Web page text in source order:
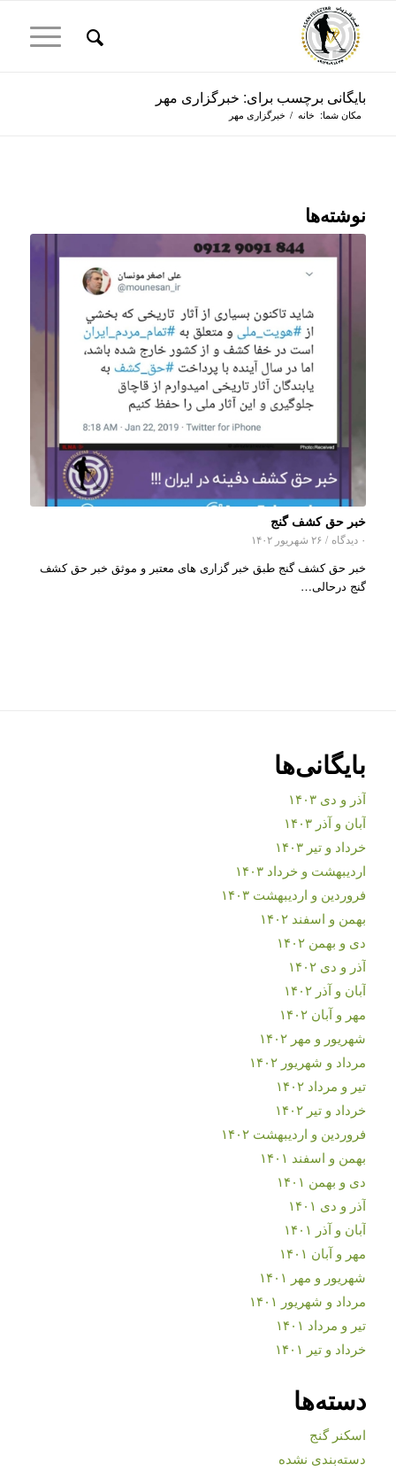
بایگانی برچسب برای: خبرگزاری مهر
مکان شما: خانه / خبرگزاری مهر
نوشته‌ها
خبر حق کشف گنج
۰ دیدگاه / ۲۶ شهریور ۱۴۰۲
خبر حق کشف گنج طبق خبر گزاری های معتبر و موثق خبر حق کشف
گنج درحالی…
بایگانی‌ها
آذر و دی ۱۴۰۳
آبان و آذر ۱۴۰۳
خرداد و تیر ۱۴۰۳
اردیبهشت و خرداد ۱۴۰۳
فروردین و اردیبهشت ۱۴۰۳
بهمن و اسفند ۱۴۰۲
دی و بهمن ۱۴۰۲
آذر و دی ۱۴۰۲
آبان و آذر ۱۴۰۲
مهر و آبان ۱۴۰۲
شهریور و مهر ۱۴۰۲
مرداد و شهریور ۱۴۰۲
تیر و مرداد ۱۴۰۲
خرداد و تیر ۱۴۰۲
فروردین و اردیبهشت ۱۴۰۲
بهمن و اسفند ۱۴۰۱
دی و بهمن ۱۴۰۱
آذر و دی ۱۴۰۱
آبان و آذر ۱۴۰۱
مهر و آبان ۱۴۰۱
شهریور و مهر ۱۴۰۱
مرداد و شهریور ۱۴۰۱
تیر و مرداد ۱۴۰۱
خرداد و تیر ۱۴۰۱
دسته‌ها
اسکنر گنج
دسته‌بندی نشده